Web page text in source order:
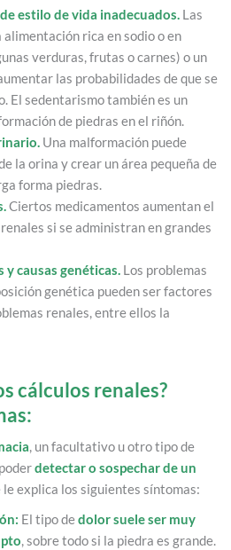
estilo de vida inadecuados. Las
alimentación rica en sodio o en
verduras, frutas o carnes) o un
las probabilidades de que se
El sedentarismo también es un
de piedras en el riñón.
Una malformación puede
la orina y crear un área pequeña de
forma piedras.
Ciertos medicamentos aumentan el
si se administran en grandes
causas genéticas. Los problemas
genética pueden ser factores
renales, entre ellos la
cálculos renales?
, un facultativo u otro tipo de
detectar o sospechar de un
le explica los siguientes síntomas:
El tipo dedolor suele ser muy
, sobre todo si la piedra es grande.